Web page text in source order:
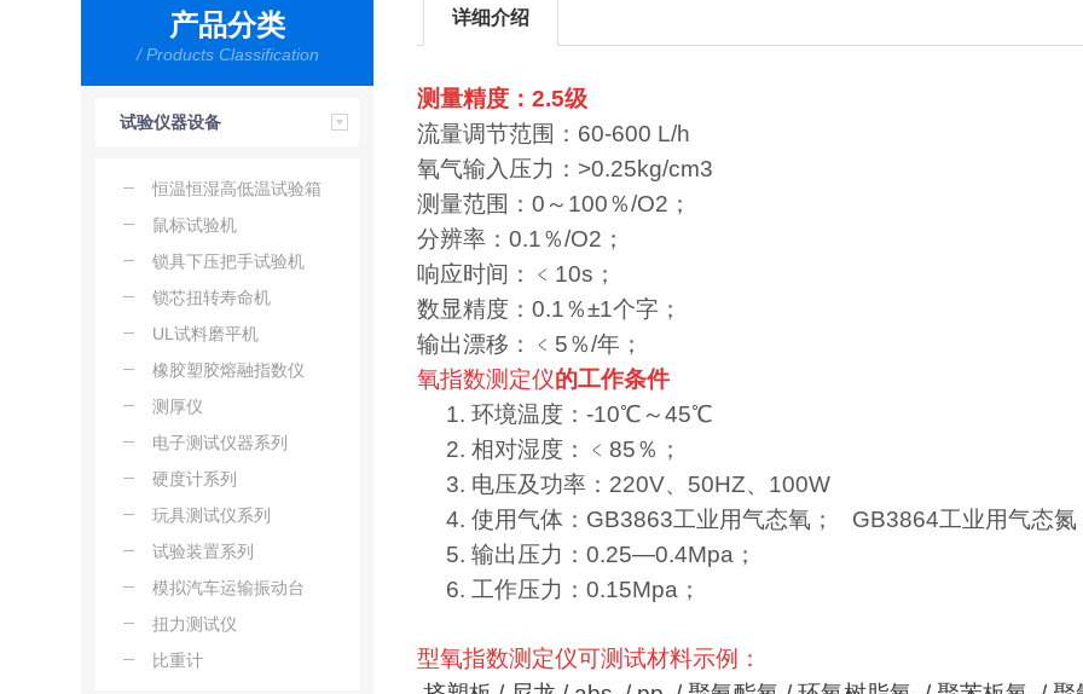
产品分类
/ Products Classification
试验仪器设备
恒温恒湿高低温试验箱
鼠标试验机
锁具下压把手试验机
锁芯扭转寿命机
UL试料磨平机
橡胶塑胶熔融指数仪
测厚仪
电子测试仪器系列
硬度计系列
玩具测试仪系列
试验装置系列
模拟汽车运输振动台
扭力测试仪
比重计
详细介绍
测量精度：2.5级
流量调节范围：60-600 L/h
氧气输入压力：>0.25kg/cm3
测量范围：0～100％/O2；
分辨率：0.1％/O2；
响应时间：﹤10s；
数显精度：0.1％±1个字；
输出漂移：﹤5％/年；
氧指数测定仪的工作条件
1. 环境温度：-10℃～45℃
2. 相对湿度：﹤85％；
3. 电压及功率：220V、50HZ、100W
4. 使用气体：GB3863工业用气态氧； GB3864工业用气态氮
5. 输出压力：0.25—0.4Mpa；
6. 工作压力：0.15Mpa；
型氧指数测定仪可测试材料示例：